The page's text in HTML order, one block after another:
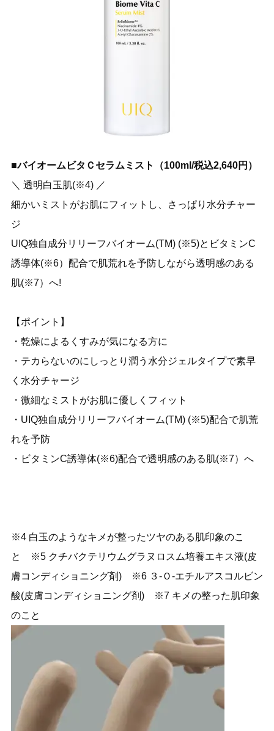
■バイオームビタＣセラムミスト（100ml/税込2,640円）
＼ 透明白玉肌(※4) ／
細かいミストがお肌にフィットし、さっぱり水分チャー
ジ
UIQ独自成分リリーフバイオーム(TM) (※5)とビタミンC
誘導体(※6）配合で肌荒れを予防しながら透明感のある
肌(※7）へ!
【ポイント】
・乾燥によるくすみが気になる方に
・テカらないのにしっとり潤う水分ジェルタイプで素早
く水分チャージ
・微細なミストがお肌に優しくフィット
・UIQ独自成分リリーフバイオーム(TM) (※5)配合で肌荒
れを予防
・ビタミンC誘導体(※6)配合で透明感のある肌(※7）へ
※4 白玉のようなキメが整ったツヤのある肌印象のこ
と ※5 クチバクテリウムグラヌロスム培養エキス液(皮
膚コンディショニング剤) ※6 ３-Ｏ-エチルアスコルビン
酸(皮膚コンディショニング剤) ※7 キメの整った肌印象
のこと